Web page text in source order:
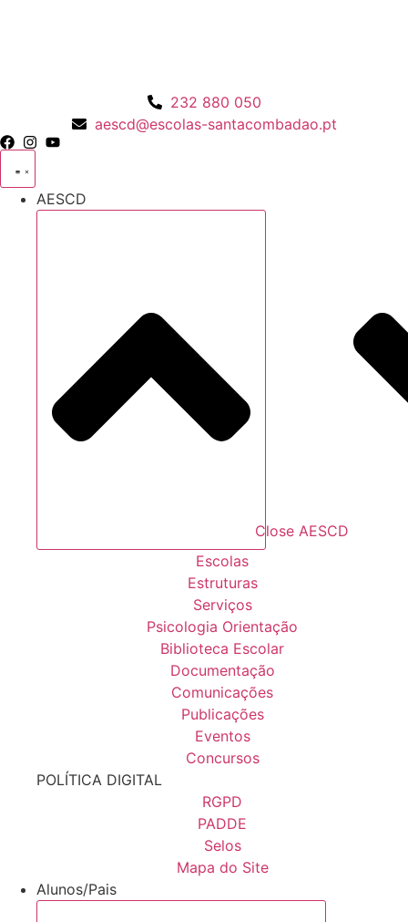
232 880 050
aescd@escolas-santacombadao.pt
AESCD
Close AESCD
Escolas
Estruturas
Serviços
Psicologia Orientação
Biblioteca Escolar
Documentação
Comunicações
Publicações
Eventos
Concursos
POLÍTICA DIGITAL
RGPD
PADDE
Selos
Mapa do Site
Alunos/Pais